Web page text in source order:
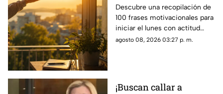
motivación y éxito
Descubre una recopilación de
100 frases motivacionales para
iniciar el lunes con actitud
positiva, superar la rutina y
agosto 08, 2026 03:27 p. m.
¡Buscan callar a